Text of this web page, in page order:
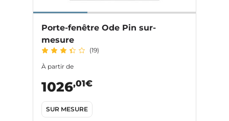
Porte-fenêtre Ode Pin sur-
mesure
(19)
À partir de
1026,01€
SUR MESURE